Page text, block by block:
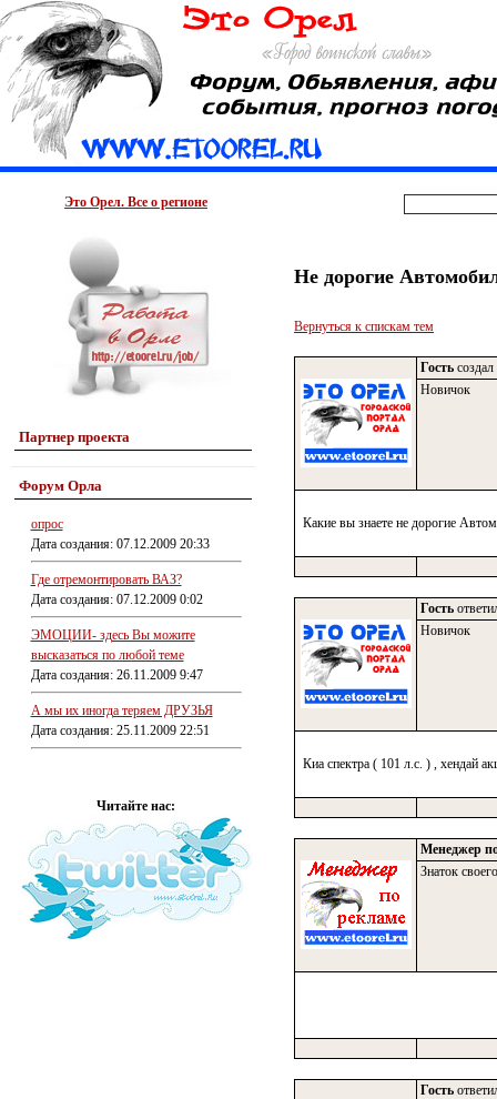
Это Орел. Все о регионе
Партнер проекта
Форум Орла
опрос
Дата создания: 07.12.2009 20:33
Где отремонтировать ВАЗ?
Дата создания: 07.12.2009 0:02
ЭМОЦИИ- здесь Вы можите
высказаться по любой теме
Дата создания: 26.11.2009 9:47
А мы их иногда теряем ДРУЗЬЯ
Дата создания: 25.11.2009 22:51
Читайте нас:
Не дорогие
Вернуться к спискам тем
Гость
Новичок
Какие вы знаете не дорогие
Гость
Новичок
Киа спектра ( 101 л.с. ) , хендай
Менеджер
Знаток
Гость